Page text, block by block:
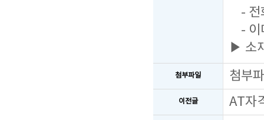
- 전
- 이
▶ 소
첨부파일 첨부
이전글 AT자